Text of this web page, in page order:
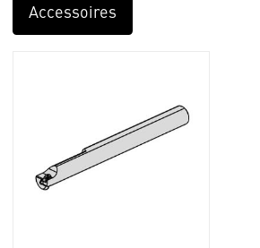
Accessoires